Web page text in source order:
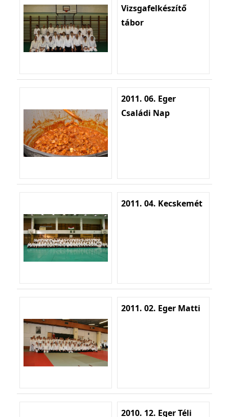
Vizsgafelkészítő
tábor
2011. 06. Eger
Családi Nap
2011. 04. Kecskemét
2011. 02. Eger Matti
2010. 12. Eger Téli